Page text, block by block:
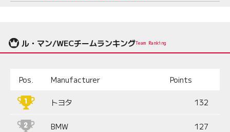
ル・マン/WECチームランキングTeam Ranking
Pos. Manufacturer Points
トヨタ 132
BMW 127